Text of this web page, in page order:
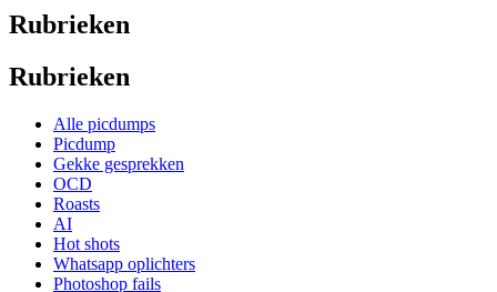
Rubrieken
Rubrieken
Alle picdumps
Picdump
Gekke gesprekken
OCD
Roasts
AI
Hot shots
Whatsapp oplichters
Photoshop fails